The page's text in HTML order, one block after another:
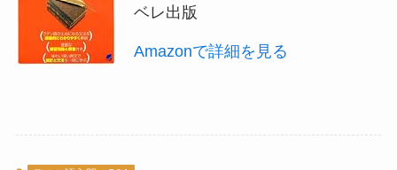
ベレ出版
Amazonで詳細を見る